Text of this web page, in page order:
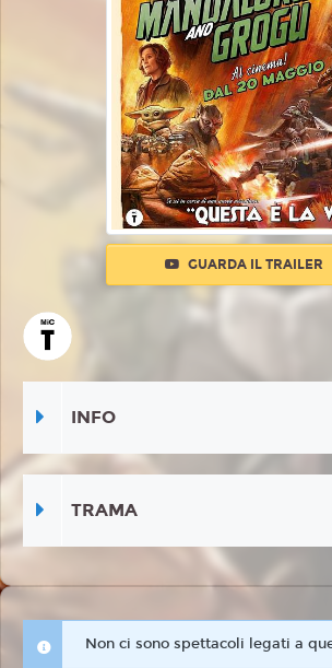
GUARDA IL TRAILER
INFO
TRAMA
Non ci sono spettacoli legati a